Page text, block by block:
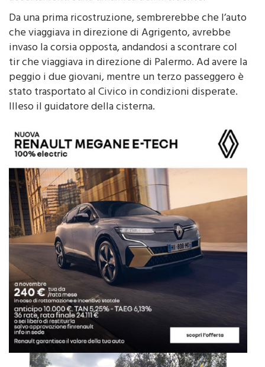
Da una prima ricostruzione, sembrerebbe che l’auto
che viaggiava in direzione di Agrigento, avrebbe
invaso la corsia opposta, andandosi a scontrare col
tir che viaggiava in direzione di Palermo. Ad avere la
peggio i due giovani, mentre un terzo passeggero è
stato trasportato al Civico in condizioni disperate.
Illeso il guidatore della cisterna.